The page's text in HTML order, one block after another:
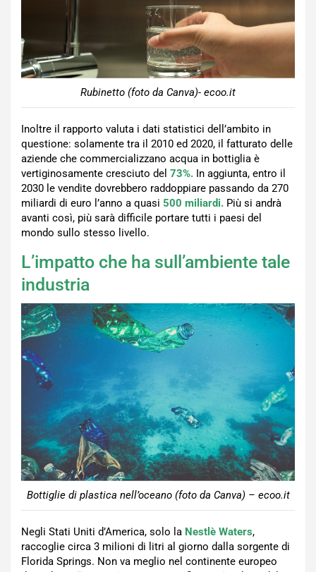
Rubinetto (foto da Canva)- ecoo.it
Inoltre il rapporto valuta i dati statistici dell’ambito in
questione: solamente tra il 2010 ed 2020, il fatturato delle
aziende che commercializzano acqua in bottiglia è
vertiginosamente cresciuto del 73%. In aggiunta, entro il
2030 le vendite dovrebbero raddoppiare passando da 270
miliardi di euro l’anno a quasi 500 miliardi. Più si andrà
avanti così, più sarà difficile portare tutti i paesi del
mondo sullo stesso livello.
L’impatto che ha sull’ambiente tale
industria
Bottiglie di plastica nell’oceano (foto da Canva) – ecoo.it
Negli Stati Uniti d’America, solo la Nestlè Waters,
raccoglie circa 3 milioni di litri al giorno dalla sorgente di
Florida Springs. Non va meglio nel continente europeo